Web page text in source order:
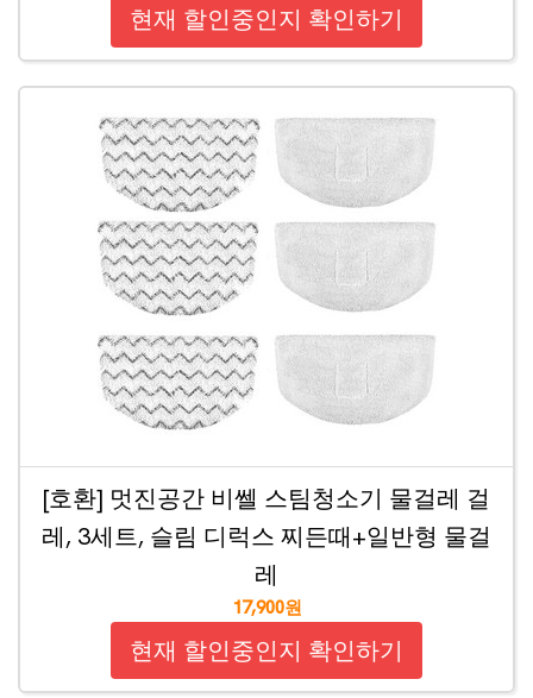
현재 할인중인지 확인하기
[호환] 멋진공간 비쎌 스팀청소기 물걸레 걸
레, 3세트, 슬림 디럭스 찌든때+일반형 물걸
레
17,900원
현재 할인중인지 확인하기